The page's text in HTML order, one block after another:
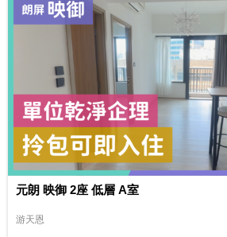
元朗 映御 2座 低層 A室
游天恩